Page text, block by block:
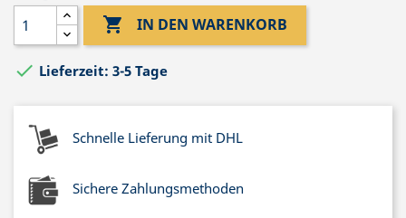
 IN DEN WARENKORB
 Lieferzeit: 3-5 Tage
Schnelle Lieferung mit DHL
Sichere Zahlungsmethoden